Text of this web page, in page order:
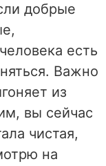
добрые
есть
Важно
из
вы сейчас
чистая,
на